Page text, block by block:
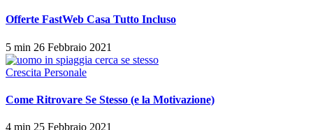
Offerte FastWeb Casa Tutto Incluso
5 min 26 Febbraio 2021
Crescita Personale
Come Ritrovare Se Stesso (e la Motivazione)
4 min 25 Febbraio 2021